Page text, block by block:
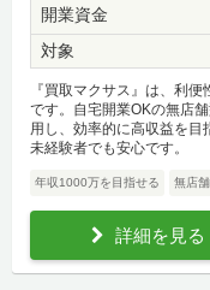
開業資金
対象
『買取マクサス』は、利
です。自宅開業OKの無店
用し、効率的に高収益を
未経験者でも安心です。
年収1000万を目指せる 無店
詳細を見る